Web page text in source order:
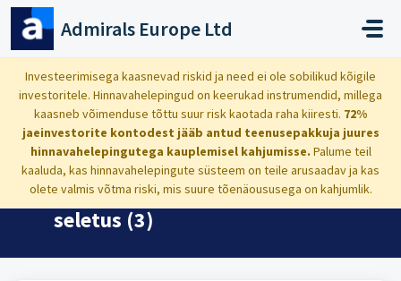
Mine põhisisu juurde
Admirals Europe Ltd
Investeerimisega kaasnevad riskid ja need ei ole sobilikud kõigile
investoritele. Hinnavahelepingud on keerukad instrumendid, millega
kaasneb võimenduse tõttu suur risk kaotada raha kiiresti. 72%
jaeinvestorite kontodest jääb antud teenusepakkuja juures
hinnavahelepingutega kauplemisel kahjumisse. Palume teil
kaaluda, kas hinnavahelepingute süsteem on teile arusaadav ja kas
olete valmis võtma riski, mis suure tõenäoususega on kahjumlik.
Avaleht Teadmistebaas Investeerimine: maksud, dividendid, ja konto väärtuse seletus
Investeerimine: maksud,
dividendid, ja konto väärtuse
seletus (3)